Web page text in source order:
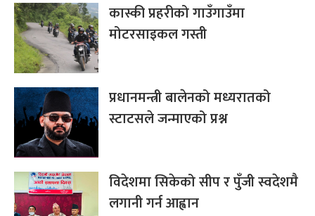
कास्की प्रहरीको गाउँगाउँमा
मोटरसाइकल गस्ती
प्रधानमन्त्री बालेनको मध्यरातको
स्टाटसले जन्माएको प्रश्न
विदेशमा सिकेको सीप र पुँजी स्वदेशमै
लगानी गर्न आह्वान